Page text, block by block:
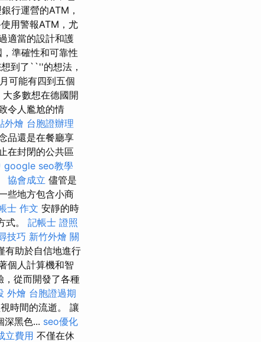
行運營的ATM，
用警報ATM，尤
適當的設計和護
準確性和可靠性
到了``''的想法，
可能有四到五個
多數想在德國開
令人尷尬的情
外燴 台胞證辦理
品還是在餐廳享
在封閉的公共區
google seo教學
協會成立 儘管是
些地方包含小商
士 作文 安靜的時
式。 記帳士 證照
技巧 新竹外燴 關
有助於自信地進行
個人計算機和智
，從而開發了各種
外燴 台胞證過期
時間的流逝。 讓
深黑色... seo優化
立費用 不僅在休